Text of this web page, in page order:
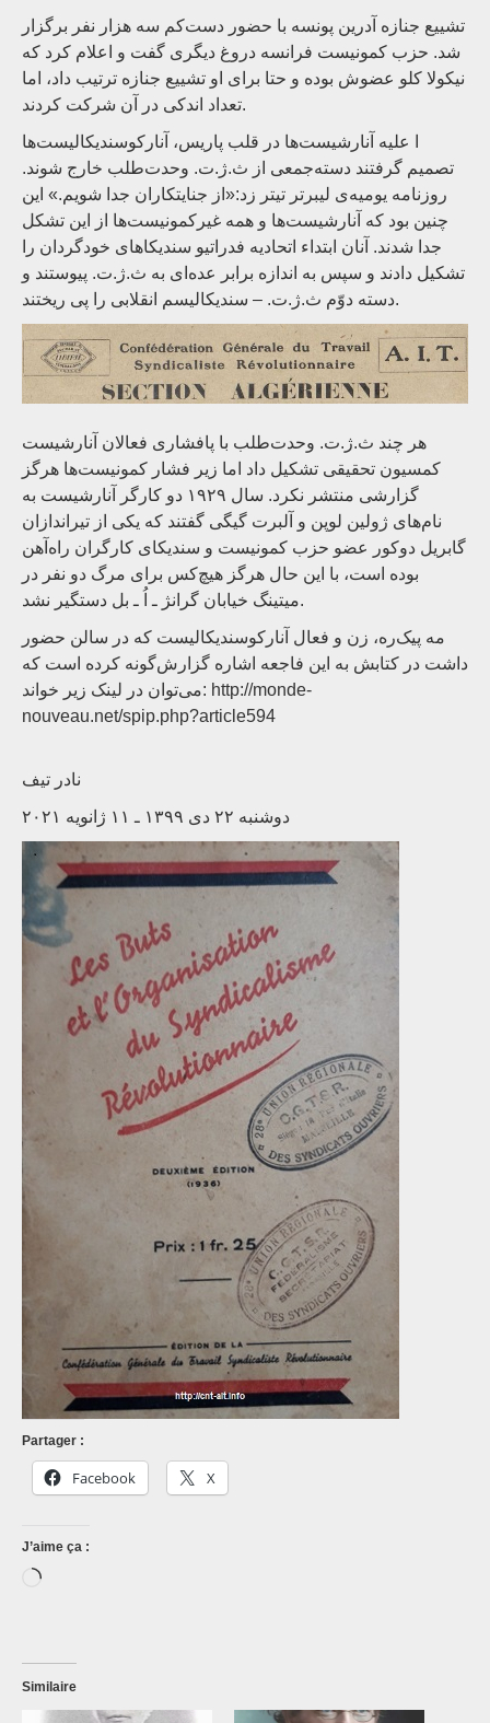
تشییع جنازه آدرین پونسه با حضور دست‌کم سه هزار نفر برگزار
شد. حزب کمونیست فرانسه دروغ دیگری گفت و اعلام کرد که
نیکولا کلو عضوش بوده و حتا برای او تشییع جنازه ترتیب داد، اما
تعداد اندکی در آن شرکت کردند.
ا علیه آنارشیست‌ها در قلب پاریس، آنارکوسندیکالیست‌ها
تصمیم گرفتند دسته‌جمعی از ث.ژ.ت. وحدت‌طلب خارج شوند.
روزنامه یومیه‌ی لیبرتر تیتر زد:«از جنایتکاران جدا شویم.» این
چنین بود که آنارشیست‌ها و همه غیرکمونیست‌ها از این تشکل
جدا شدند. آنان ابتداء اتحادیه فدراتیو سندیکاهای خودگردان را
تشکیل دادند و سپس به اندازه برابر عده‌ای به ث.ژ.ت. پیوستند و
دسته دوّم ث.ژ.ت. – سندیکالیسم انقلابی را پی ریختند.
هر چند ث.ژ.ت. وحدت‌طلب با پافشاری فعالان آنارشیست
کمسیون تحقیقی تشکیل داد اما زیر فشار کمونیست‌ها هرگز
گزارشی منتشر نکرد. سال ۱۹۲۹ دو کارگر آنارشیست به
نام‌های ژولین لوپن و آلبرت گیگی گفتند که یکی از تیراندازان
گابریل دوکور عضو حزب کمونیست و سندیکای کارگران راه‌آهن
بوده است، با این حال هرگز هیچ‌کس برای مرگ دو نفر در
میتینگ خیابان گرانژ ـ اُ ـ بل دستگیر نشد.
مه پیک‌ره، زن و فعال آنارکوسندیکالیست که در سالن حضور
داشت در کتابش به این فاجعه اشاره گزارش‌گونه کرده است که
می‌توان در لینک زیر خواند: http://monde-
nouveau.net/spip.php?article594
نادر تیف
دوشنبه ۲۲ دی ۱۳۹۹ ـ ۱۱ ژانویه ۲۰۲۱
Partager :
Facebook X
J’aime ça :
Chargement…
Similaire